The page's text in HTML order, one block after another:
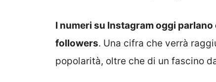
I numeri su Instagram oggi
followers. Una cifra che verrà
popolarità, oltre che di un fascino